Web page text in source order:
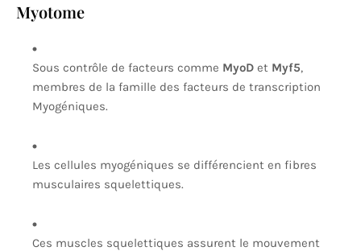
Myotome
Sous contrôle de facteurs comme MyoD et Myf5,
membres de la famille des facteurs de transcription
Myogéniques.
Les cellules myogéniques se différencient en fibres
musculaires squelettiques.
Ces muscles squelettiques assurent le mouvement